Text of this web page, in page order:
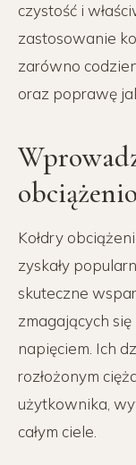
czystość i
zastosowanie
zarówno
oraz poprawę
Kołdry
zyskały
skuteczne
zmagających
napięciem. Ich
rozłożonym
użytkownika,
całym ciele.